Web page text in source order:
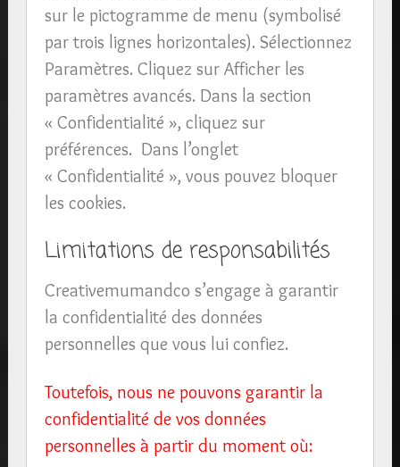
sur le pictogramme de menu (symbolisé
par trois lignes horizontales). Sélectionnez
Paramètres. Cliquez sur Afficher les
paramètres avancés. Dans la section
« Confidentialité », cliquez sur
préférences. Dans l’onglet
« Confidentialité », vous pouvez bloquer
les cookies.
Limitations de responsabilités
Creativemumandco s’engage à garantir
la confidentialité des données
personnelles que vous lui confiez.
Toutefois, nous ne pouvons garantir la
confidentialité de vos données
personnelles à partir du moment où: